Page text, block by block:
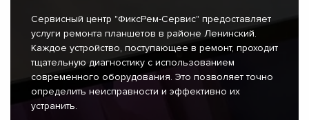
Сервисный центр "ФиксРем-Сервис" предоставляет
услуги ремонта планшетов в районе Ленинский.
Каждое устройство, поступающее в ремонт, проходит
тщательную диагностику с использованием
современного оборудования. Это позволяет точно
определить неисправности и эффективно их
устранить.